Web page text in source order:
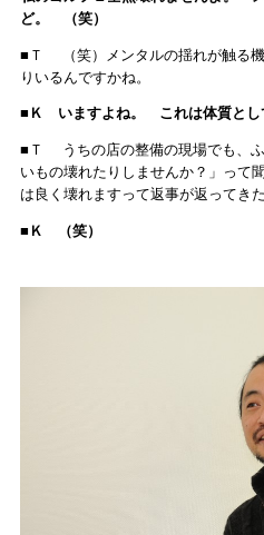
ど。 （笑）
■Ｔ （笑）メンタルの揺れが触る
りいるんですかね。
■Ｋ いますよね。 これは体質とし
■Ｔ うちの店の整備の現場でも、
いもの壊れたりしませんか？」って
は良く壊れますって返事が返ってき
■Ｋ （笑）